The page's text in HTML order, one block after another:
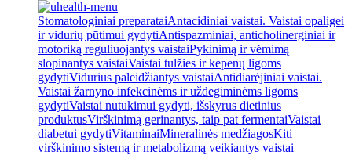
Stomatologiniai preparataiAntacidiniai vaistai. Vaistai opaligei
ir vidurių pūtimui gydytiAntispazminiai, anticholinerginiai ir
motoriką reguliuojantys vaistaiPykinimą ir vėmimą
slopinantys vaistaiVaistai tulžies ir kepenų ligoms
gydytiVidurius paleidžiantys vaistaiAntidiarėjiniai vaistai.
Vaistai žarnyno infekcinėms ir uždegiminėms ligoms
gydytiVaistai nutukimui gydyti, išskyrus dietinius
produktusVirškinimą gerinantys, taip pat fermentaiVaistai
diabetui gydytiVitaminaiMineralinės medžiagosKiti
virškinimo sistemą ir metabolizmą veikiantys vaistai